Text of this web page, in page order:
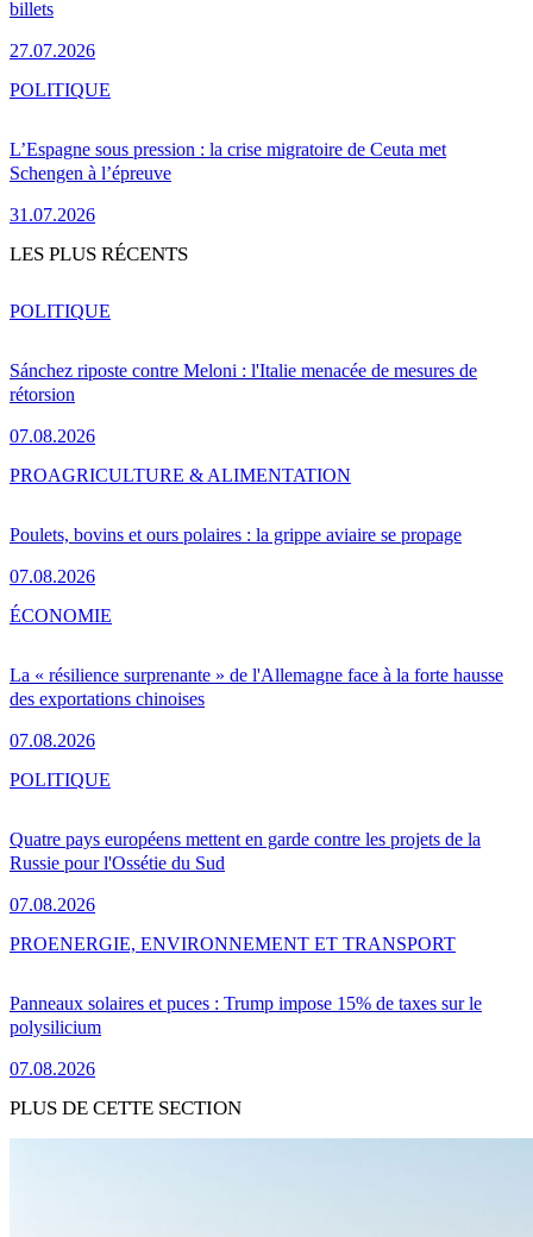
billets
27.07.2026
L’Espagne sous pression : la crise migratoire de Ceuta met
Schengen à l’épreuve
31.07.2026
POLITIQUE
LES PLUS RÉCENTS
Sánchez riposte contre Meloni : l'Italie menacée de mesures de
rétorsion
07.08.2026
POLITIQUE
Poulets, bovins et ours polaires : la grippe aviaire se propage
07.08.2026
PROAGRICULTURE & ALIMENTATION
La « résilience surprenante » de l'Allemagne face à la forte hausse
des exportations chinoises
07.08.2026
ÉCONOMIE
Quatre pays européens mettent en garde contre les projets de la
Russie pour l'Ossétie du Sud
07.08.2026
POLITIQUE
Panneaux solaires et puces : Trump impose 15% de taxes sur le
polysilicium
07.08.2026
PROENERGIE, ENVIRONNEMENT ET TRANSPORT
PLUS DE CETTE SECTION